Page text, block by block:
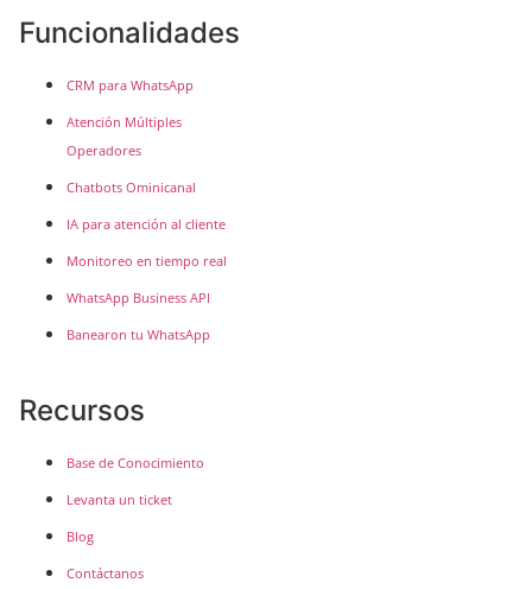
Funcionalidades
CRM para WhatsApp
Atención Múltiples
Operadores
Chatbots Ominicanal
IA para atención al cliente
Monitoreo en tiempo real
WhatsApp Business API
Banearon tu WhatsApp
Recursos
Base de Conocimiento
Levanta un ticket
Blog
Contáctanos